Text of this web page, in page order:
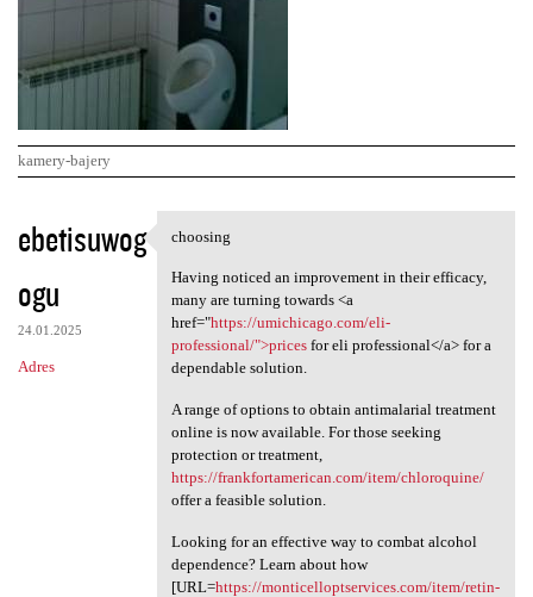
kamery-bajery
K
o
m
e
n
ebetisuwog
ogu
24.01.2025
Adres
choosing
choosing
Having noticed an improvement in their efficacy,
many are turning towards <a
href="https://umichicago.com/eli-
professional/">pricesfor eli professional</a> for a
dependable solution.
A range of options to obtain antimalarial treatment
online is now available. For those seeking
protection or treatment,
https://frankfortamerican.com/item/chloroquine/
offer a feasible solution.
Looking for an effective way to combat alcohol
dependence? Learn about how
[URL=https://monticelloptservices.com/item/retin-